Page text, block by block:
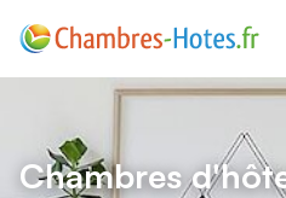
Chambres